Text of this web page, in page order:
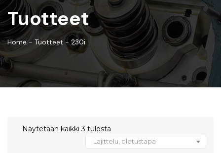
Tuotteet
Home- Tuotteet -230i
Näytetään kaikki 3 tulosta
Lajittelu, oletustapa